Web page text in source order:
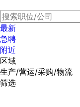
最新
急聘
附近
区域
生产/营运/采购/物流
筛选